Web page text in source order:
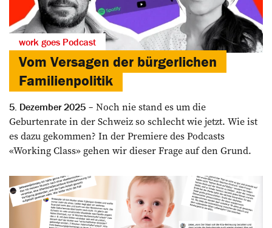
work goes Podcast
Vom Versagen der bürgerlichen
Familienpolitik
5. Dezember 2025
Noch nie stand es um die
Geburtenrate in der Schweiz so schlecht wie jetzt. Wie ist
es dazu gekommen? In der Premiere des Podcasts
«Working Class» gehen wir dieser Frage auf den Grund.